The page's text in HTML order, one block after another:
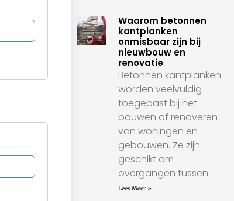
Waarom betonnen
kantplanken
onmisbaar zijn bij
nieuwbouw en
renovatie
Betonnen kantplanken
worden veelvuldig
toegepast bij het
bouwen of renoveren
van woningen en
gebouwen. Ze zijn
geschikt om
overgangen tussen
Lees Meer »